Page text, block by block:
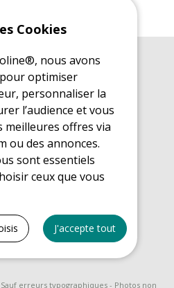
de loisirs
de loisirs
de loisirs
de loisirs
Sauf erreurs typographiques - Photos non
Cookies
nous avons
optimiser
personnaliser la
l’audience et vous
offres via
ou des annonces.
sont essentiels
ceux que vous
du site
J'accepte tout